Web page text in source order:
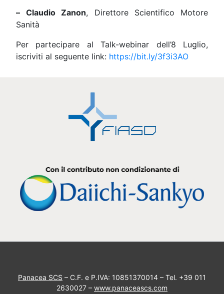
–
Claudio Zanon, Direttore Scientifico Motore
Sanità
Per partecipare al Talk-webinar dell’8 Luglio,
iscriviti al seguente link: https://bit.ly/3f3i3AO
Panacea SCS – C.F. e P.IVA: 10851370014 – Tel. +39 011
2630027 – www.panaceascs.com